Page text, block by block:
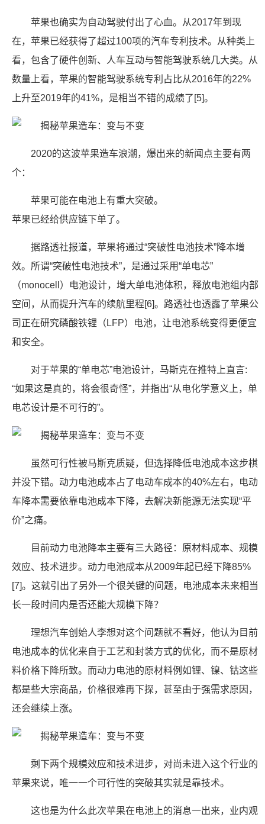
苹果也确实为自动驾驶付出了心血。从2017年到现
在，苹果已经获得了超过100项的汽车专利技术。从种类上
看，包含了硬件创新、人车互动与智能驾驶系统几大类。从
数量上看，苹果的智能驾驶系统专利占比从2016年的22%
上升至2019年的41%，是相当不错的成绩了[5]。
2020的这波苹果造车浪潮，爆出来的新闻点主要有两
个：
苹果可能在电池上有重大突破。
苹果已经给供应链下单了。
据路透社报道，苹果将通过“突破性电池技术”降本增
效。所谓“突破性电池技术”，是通过采用“单电芯”
（monocell）电池设计，增大单电池体积，释放电池组内部
空间，从而提升汽车的续航里程[6]。路透社也透露了苹果公
司正在研究磷酸铁锂（LFP）电池，让电池系统变得更便宜
和安全。
对于苹果的“单电芯”电池设计，马斯克在推特上直言:
“如果这是真的，将会很奇怪”，并指出“从电化学意义上，单
电芯设计是不可行的”。
虽然可行性被马斯克质疑，但选择降低电池成本这步棋
并没下错。动力电池成本占了电动车成本的40%左右，电动
车降本需要依靠电池成本下降，去解决新能源无法实现“平
价”之痛。
目前动力电池降本主要有三大路径：原材料成本、规模
效应、技术进步。动力电池成本从2009年起已经下降85%
[7]。这就引出了另外一个很关键的问题，电池成本未来相当
长一段时间内是否还能大规模下降？
理想汽车创始人李想对这个问题就不看好，他认为目前
电池成本的优化来自于工艺和封装方式的优化，而不是原材
料价格下降所致。而动力电池的原材料例如锂、镍、钴这些
都是些大宗商品，价格很难再下探，甚至由于强需求原因，
还会继续上涨。
剩下两个规模效应和技术进步，对尚未进入这个行业的
苹果来说，唯一一个可行性的突破其实就是靠技术。
这也是为什么此次苹果在电池上的消息一出来，业内观